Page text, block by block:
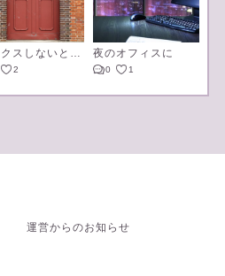
2
夜のオフィスに
0 1
運営からのお知らせ